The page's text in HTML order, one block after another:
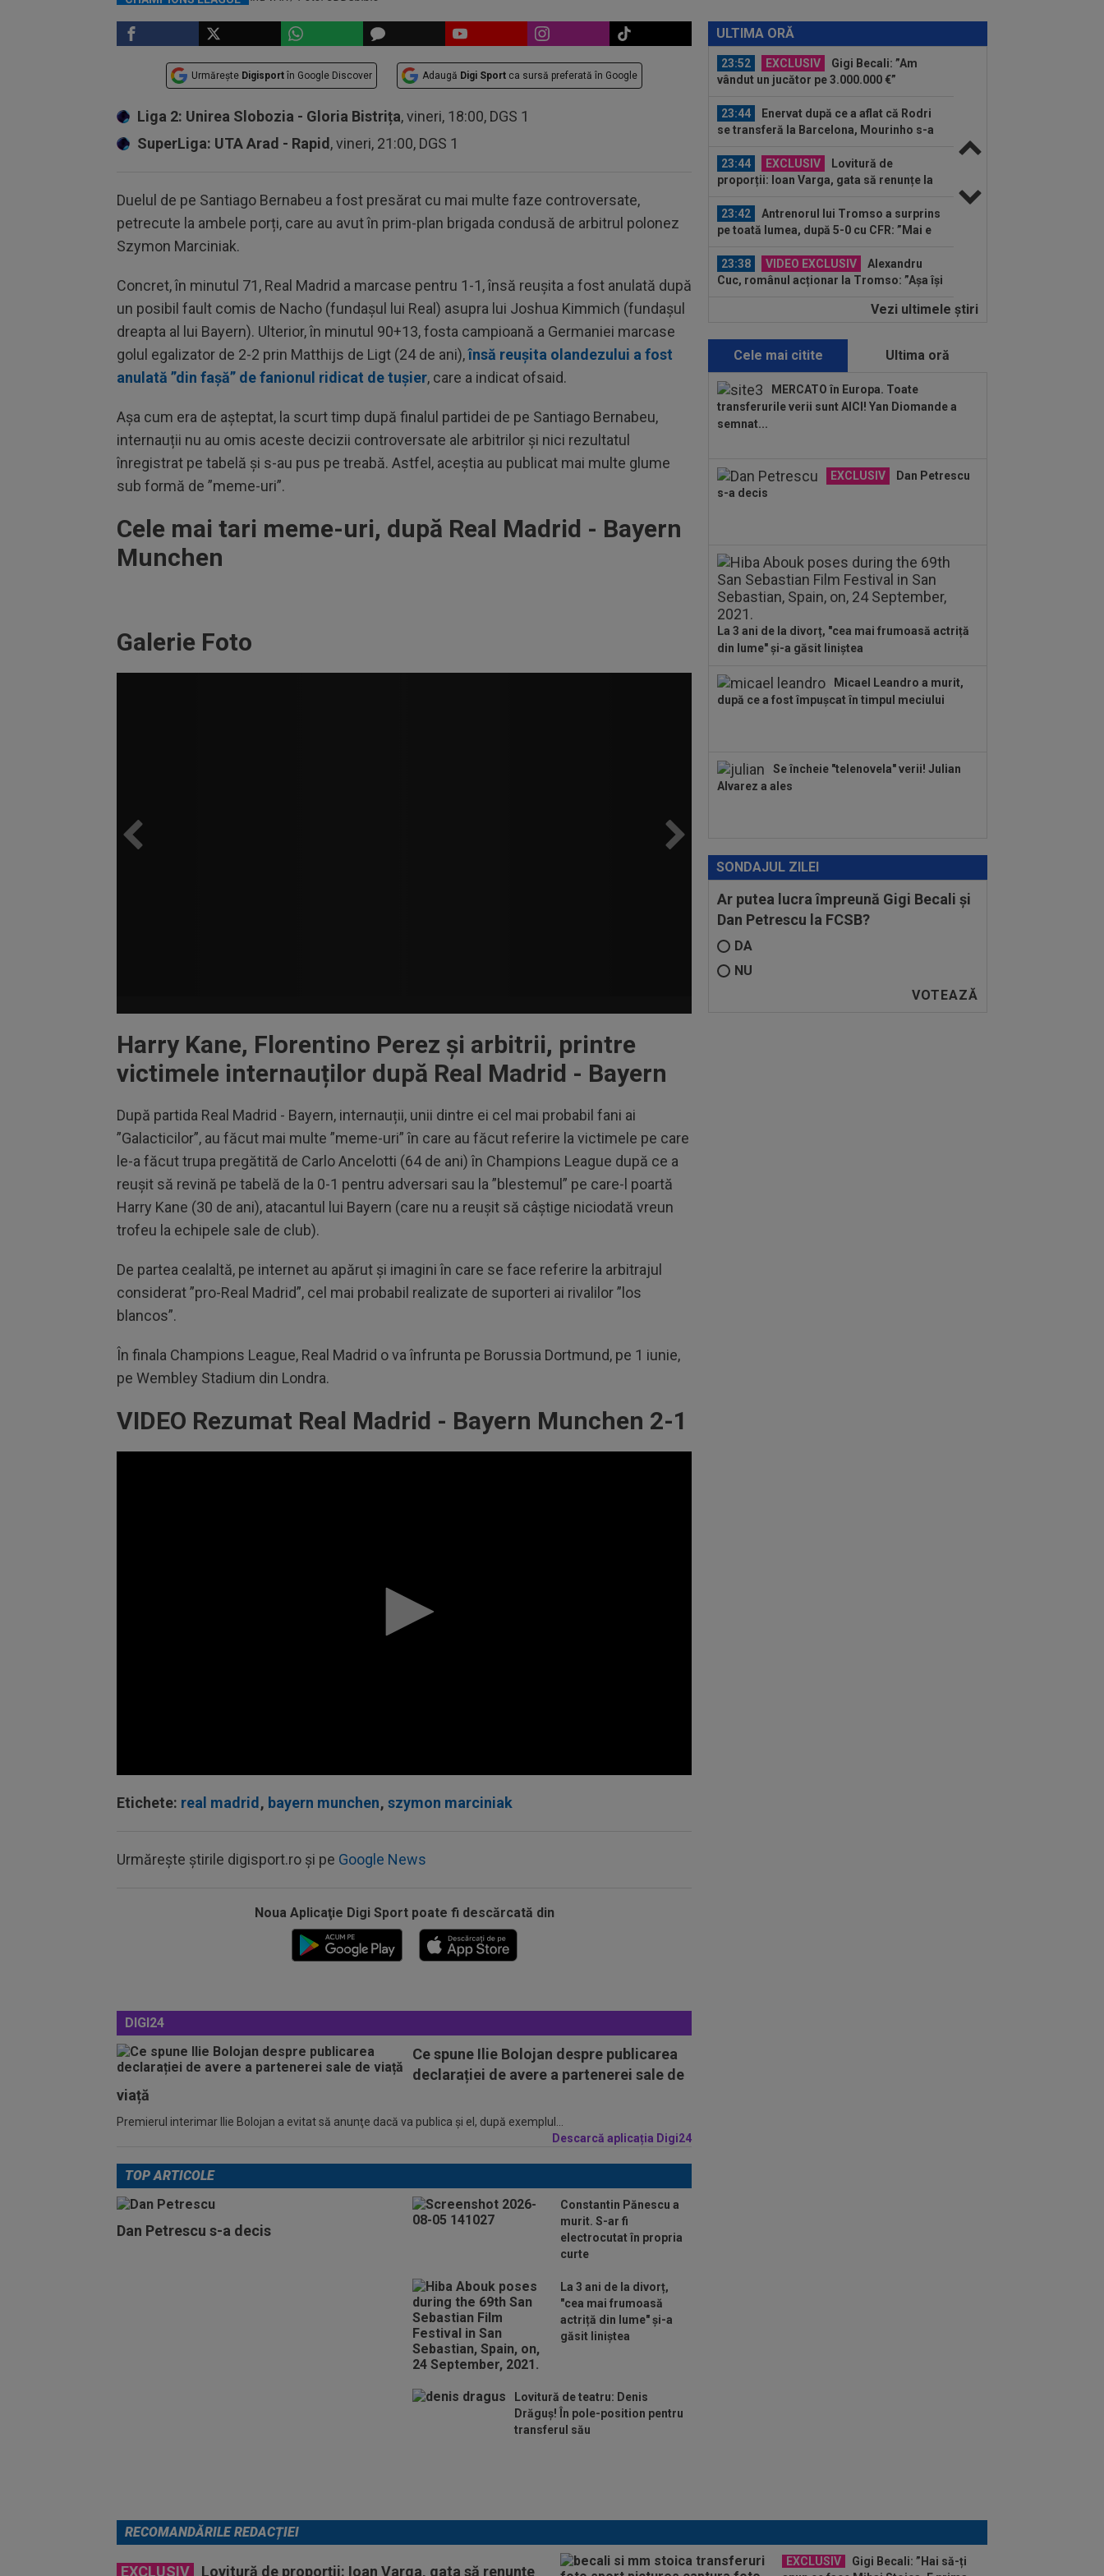
Urmărește Digisport în Google Discover Adaugă Digi Sport ca sursă preferată în Google
Liga 2: Unirea Slobozia - Gloria Bistrița, vineri, 18:00, DGS 1
SuperLiga: UTA Arad - Rapid , vineri, 21:00, DGS 1
Duelul de pe Santiago Bernabeu a fost presărat cu mai multe faze controversate,
petrecute la ambele porți, care au avut în prim-plan brigada condusă de arbitrul polonez
Szymon Marciniak.
Concret, în minutul 71, Real Madrid a marcase pentru 1-1, însă reușita a fost anulată după
un posibil fault comis de Nacho (fundașul lui Real) asupra lui Joshua Kimmich (fundașul
dreapta al lui Bayern). Ulterior, în minutul 90+13, fosta campioană a Germaniei marcase
golul egalizator de 2-2 prin Matthijs de Ligt (24 de ani),însă reușita olandezului a fost
anulată ”din fașă” de fanionul ridicat de tușier, care a indicat ofsaid.
Așa cum era de așteptat, la scurt timp după finalul partidei de pe Santiago Bernabeu,
internauții nu au omis aceste decizii controversate ale arbitrilor și nici rezultatul
înregistrat pe tabelă și s-au pus pe treabă. Astfel, aceștia au publicat mai multe glume
sub formă de ”meme-uri”.
Cele mai tari meme-uri, după Real Madrid - Bayern
Munchen
Galerie Foto
Harry Kane, Florentino Perez și arbitrii, printre
victimele internauților după Real Madrid - Bayern
După partida Real Madrid - Bayern, internauții, unii dintre ei cel mai probabil fani ai
”Galacticilor”, au făcut mai multe ”meme-uri” în care au făcut referire la victimele pe care
le-a făcut trupa pregătită de Carlo Ancelotti (64 de ani) în Champions League după ce a
reușit să revină pe tabelă de la 0-1 pentru adversari sau la ”blestemul” pe care-l poartă
Harry Kane (30 de ani), atacantul lui Bayern (care nu a reușit să câștige niciodată vreun
trofeu la echipele sale de club).
De partea cealaltă, pe internet au apărut și imagini în care se face referire la arbitrajul
considerat ”pro-Real Madrid”, cel mai probabil realizate de suporteri ai rivalilor ”los
blancos”.
În finala Champions League, Real Madrid o va înfrunta pe Borussia Dortmund, pe 1 iunie,
pe Wembley Stadium din Londra.
VIDEO Rezumat Real Madrid - Bayern Munchen 2-1
90%
Etichete: real madrid, bayern munchen, szymon marciniak
Urmărește știrile digisport.ro și pe Google News
Noua Aplicaţie Digi Sport poate fi descărcată din
DIGI24
Ce spune Ilie Bolojan despre publicarea
declarației de avere a partenerei sale de
viață
Premierul interimar Ilie Bolojan a evitat să anunţe dacă va publica şi el, după exemplul...
Descarcă aplicația Digi24
ULTIMA ORĂ
ți spun ce face Mihai Stoica. E prima oară
când o zic”
23:52
EXCLUSIV
Gigi Becali: ”Am
vândut un jucător pe 3.000.000 €”
23:44
Enervat după ce a aflat că Rodri
se transferă la Barcelona, Mourinho s-a
23:44
EXCLUSIV
Lovitură de
proporții: Ioan Varga, gata să renunțe la
23:42
Antrenorul lui Tromso a surprins
pe toată lumea, după 5-0 cu CFR: ”Mai e
23:38
VIDEO EXCLUSIV
Alexandru
Cuc, românul acționar la Tromso: ”Așa își
Barcelona, 180 de milioane de
00:08
Mai rău decât CFR Cluj: scorul
serii în Europa! La pauză erau conduși cu
0-2...
00:02
EXCLUSIV
Gică Craioveanu a
dat declarația serii, după KuPS - Craiova:
Cluj după dezastrul cu Tromso! ”Îi dau
afară pe toți!”...
Vezi ultimele ştiri
Cele mai citite Ultima oră
MERCATO în Europa. Toate
transferurile verii sunt AICI! Yan Diomande a
semnat...
EXCLUSIV
Dan Petrescu
s-a decis
La 3 ani de la divorț, "cea mai frumoasă actriță
din lume" și-a găsit liniștea
Micael Leandro a murit,
după ce a fost împușcat în timpul meciului
Se încheie "telenovela" verii! Julian
Alvarez a ales
SONDAJUL ZILEI
Ar putea lucra împreună Gigi Becali și
Dan Petrescu la FCSB?
DA
NU
TOP ARTICOLE
Dan Petrescu s-a decis
Constantin Pănescu a
murit. S-ar fi
electrocutat în propria
curte
La 3 ani de la divorț,
"cea mai frumoasă
actriță din lume" și-a
găsit liniștea
Lovitură de teatru: Denis
Drăguș! În pole-position pentru
transferul său
RECOMANDĂRILE REDACȚIEI
EXCLUSIV Lovitură de proporții: Ioan Varga, gata să renunțe
EXCLUSIV
Gigi Becali: ”Hai să-ți